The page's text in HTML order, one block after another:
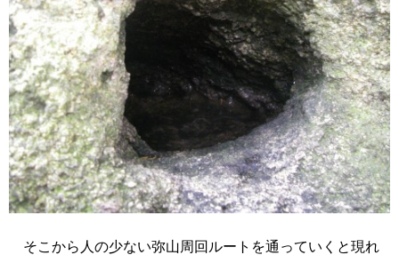
そこから人の少ない弥山周回ルートを通っていくと現れ